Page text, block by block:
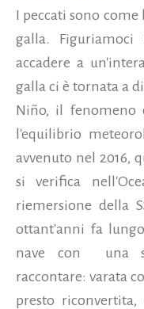
I peccati sono
galla.
accadere a
galla ci è tornata a
Niño, il fenomeno
l'equilibrio
avvenuto nel 2016,
si verifica
riemersione della
ottant'anni fa
nave con una
raccontare: varata
presto